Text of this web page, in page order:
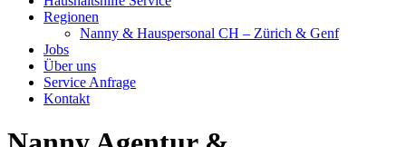
Regionen
Nanny & Hauspersonal CH – Zürich & Genf
Jobs
Über uns
Service Anfrage
Kontakt